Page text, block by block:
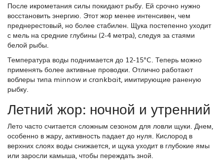
После икрометания силы покидают рыбу. Ей срочно нужно
восстановить энергию. Этот жор менее интенсивен, чем
преднерестовый, но более стабилен. Щука постепенно уходит
с мель на средние глубины (2-4 метра), следуя за стаями
белой рыбы.
Температура воды поднимается до 12-15°C. Теперь можно
применять более активные проводки. Отлично работают
воблеры типа minnow и crankbait, имитирующие раненую
рыбку.
Летний жор: ночной и утренний
Лето часто считается сложным сезоном для ловли щуки. Днем,
особенно в жару, активность падает до нуля. Кислород в
верхних слоях воды снижается, и щука уходит в глубокие ямы
или заросли камыша, чтобы переждать зной.